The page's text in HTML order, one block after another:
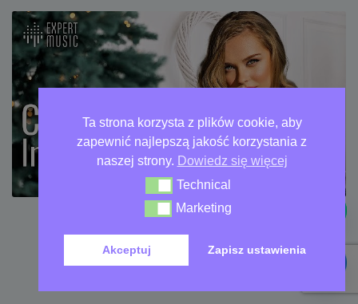
Zobacz więcej
Ta strona korzysta z plików cookie, aby
zapewnić najlepszą jakość korzystania z
naszej strony. Dowiedz się więcej
Technical
Technical
Marketing
Marketing
Akceptuj Zapisz ustawienia